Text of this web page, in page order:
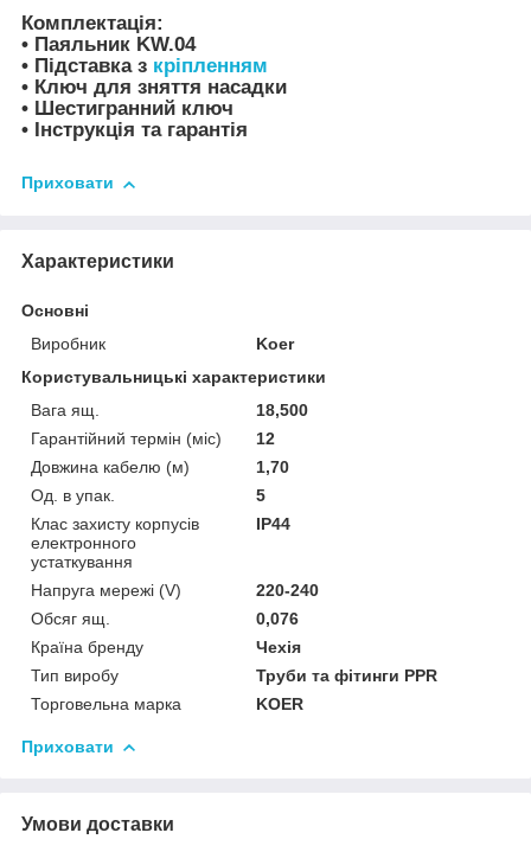
Комплектація:
• Паяльник KW.04
• Підставка з кріпленням
• Ключ для зняття насадки
• Шестигранний ключ
• Інструкція та гарантія
Приховати
Характеристики
Основні
Виробник
Koer
Користувальницькі характеристики
Вага ящ.
18,500
Гарантійний термін (міс)
12
Довжина кабелю (м)
1,70
Од. в упак.
5
Клас захисту корпусів
електронного
устаткування
IP44
Напруга мережі (V)
220-240
Обсяг ящ.
0,076
Країна бренду
Чехія
Тип виробу
Труби та фітинги PPR
Торговельна марка
KOER
Приховати
Умови доставки